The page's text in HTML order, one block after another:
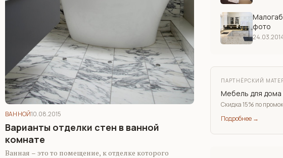
ВАННОЙ10.08.2015
Варианты отделки стен в ванной
комнате
Ванная – это то помещение, к отделке которого
фото
ПАРТНЁРСКИЙ
Мебель для дома
Скидка 15% по
Подробнее →